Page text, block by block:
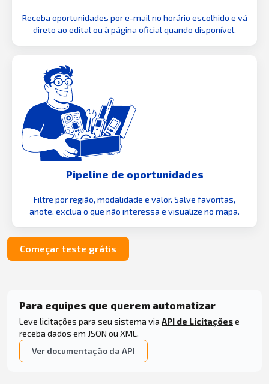
Receba oportunidades por e-mail no horário escolhido e vá
direto ao edital ou à página oficial quando disponível.
Pipeline de oportunidades
Filtre por região, modalidade e valor. Salve favoritas,
anote, exclua o que não interessa e visualize no mapa.
Começar teste grátis
Para equipes que querem automatizar
Leve licitações para seu sistema via API de Licitaçõese
receba dados em JSON ou XML.
Ver documentação da API